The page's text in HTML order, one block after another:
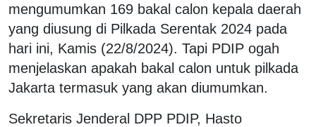
mengumumkan 169 bakal calon kepala daerah
yang diusung di Pilkada Serentak 2024 pada
hari ini, Kamis (22/8/2024). Tapi PDIP ogah
menjelaskan apakah bakal calon untuk pilkada
Jakarta termasuk yang akan diumumkan.
Sekretaris Jenderal DPP PDIP, Hasto